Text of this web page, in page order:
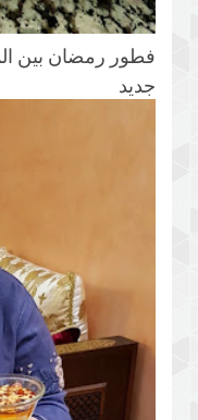
فطور رمضان بين
جديد